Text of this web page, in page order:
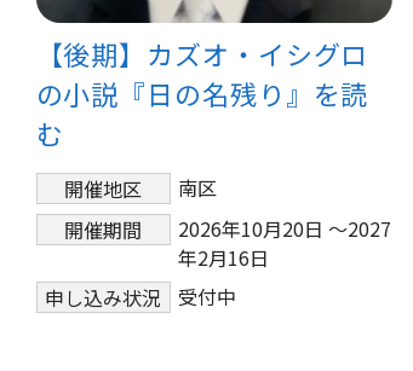
【後期】カズオ・イシグロ
の小説『日の名残り』を読
む
開催地区
南区
開催期間
2026年10月20日 ～2027
年2月16日
申し込み状況
受付中